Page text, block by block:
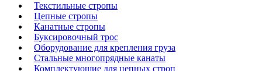
Текстильные стропы
Цепные стропы
Канатные стропы
Буксировочный трос
Оборудование для крепления груза
Стальные многопрядные канаты
Комплектующие для цепных строп